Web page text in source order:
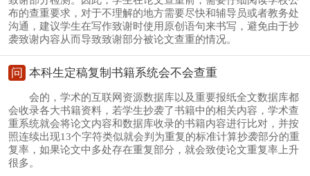
布的查重要求，对于不理解的地方需要尽快和辅导员或者教务处
沟通，建议学生在写作致谢时使用原创语句来书写，避免由于抄
袭致谢内容从而导致致谢部分被论文查重的情况。
问 本科生定稿复制书籍系统会不会查重
会的，学术的互联网资源数据库以及重要报纸全文数据库都
会收录各大书籍资料，若学生抄袭了书籍中的相关内容，学术查
重系统就会将论文内容和数据库收录的书籍内容进行比对，并按
照连续出现13个字符类似就会判为重复的标准计算抄袭部分的重
复率，如果论文中多处存在重复部分，就会致使论文重复率上升
很多。